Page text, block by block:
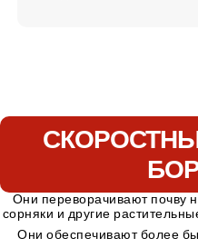
Они переворачивают почву
сорняки и другие
Они обеспечивают более